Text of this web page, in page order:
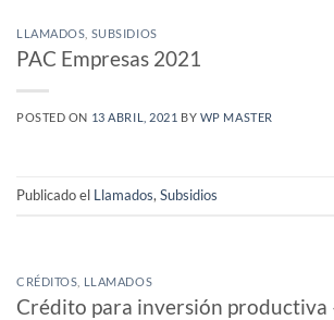
LLAMADOS SUBSIDIOS
PAC Empresas 2021
POSTED ON 13 ABRIL, 2021 BY WP MASTER
Publicado el Llamados,Subsidios
CRÉDITOS LLAMADOS
Crédito para inversión productiva